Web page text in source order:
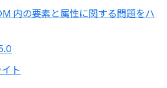
内の要素と属性に関する問題をハ
ト